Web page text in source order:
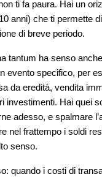
ti fa paura. Hai un
anni) che ti permette
di breve periodo.
tantum ha senso
evento specifico, per
da eredità, vendita
investimenti. Hai quei
adesso, e spalmare
nel frattempo i soldi
senso.
quando i costi di